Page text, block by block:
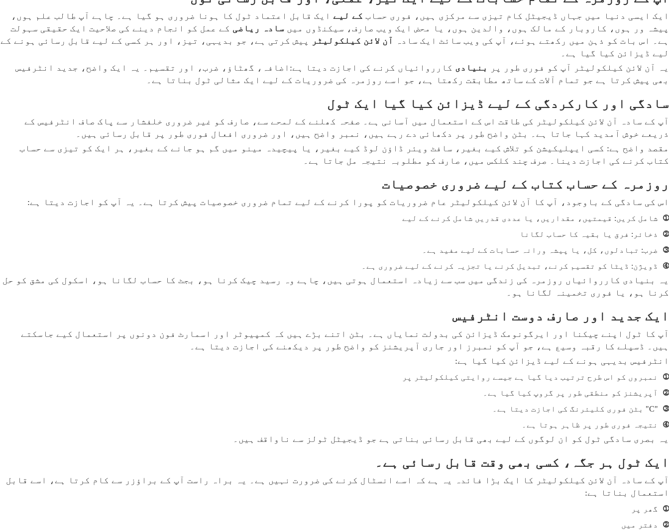
ایک ایسی دنیا میں جہاں ڈیجیٹل کام تیزی سے مرکزی ہیں، فوری حساب کے لیے ایک قابل اعتماد ٹول کا ہونا ضروری ہو گیا ہے۔ چاہے آپ طالب علم ہوں،
پیشہ ور ہوں، کاروبار کے مالک ہوں، والدین ہوں، یا محض ایک ویب صارف، سیکنڈوں میں سادہ ریاضی کے عمل کو انجام دینے کی صلاحیت ایک حقیقی سہولت
ہے۔ اس بات کو ذہن میں رکھتے ہوئے، آپ کی ویب سائٹ ایک سادہ آن لائن کیلکولیٹر
پیش کرتی ہے، جو بدیہی، تیز، اور ہر کسی کے لیے قابل رسائی ہونے کے
لیے ڈیزائن کیا گیا ہے۔
یہ آن لائن کیلکولیٹر آپ کو فوری طور پر
بنیادی کارروائیاں کرنے کی اجازت دیتا ہے:اضافہ، گھٹاؤ، ضرب، اور تقسیم۔ یہ ایک واضح، جدید انٹرفیس
بھی پیش کرتا ہے جو تمام آلات کے ساتھ مطابقت رکھتا ہے، جو اسے روزمرہ کی ضروریات کے لیے ایک مثالی ٹول بناتا ہے۔
سادگی اور کارکردگی کے لیے ڈیزائن کیا گیا ایک ٹول
آپ کے سادہ آن لائن کیلکولیٹر کی طاقت اس کے استعمال میں آسانی ہے۔ صفحہ کھلنے کے لمحے سے، صارف کو غیر ضروری خلفشار سے پاک صاف انٹرفیس کے
ذریعے خوش آمدید کہا جاتا ہے۔ بٹن واضح طور پر دکھائی دے رہے ہیں، نمبر واضح ہیں، اور ضروری افعال فوری طور پر قابل رسائی ہیں۔
مقصد واضح ہے: کسی ایپلیکیشن کو تلاش کیے بغیر، سافٹ ویئر ڈاؤن لوڈ کیے بغیر، یا پیچیدہ مینو میں گم ہو جانے کے بغیر، ہر ایک کو تیزی سے حساب
کتاب کرنے کی اجازت دینا۔ صرف چند کلکس میں، صارف کو مطلوبہ نتیجہ مل جاتا ہے۔
روزمرہ کے حساب کتاب کے لیے ضروری خصوصیات
اس کی سادگی کے باوجود، آپ کا آن لائن کیلکولیٹر عام ضروریات کو پورا کرنے کے لیے تمام ضروری خصوصیات پیش کرتا ہے۔ یہ آپ کو اجازت دیتا ہے:
① شامل کریں: قیمتیں، مقداریں، یا عددی قدریں شامل کرنے کے لیے
② ذخائر: فرق یا بقیہ کا حساب لگانا
③ ضرب: تبادلوں، کل، یا پیشہ ورانہ حسابات کے لیے مفید ہے۔
④ ڈویژن: ڈیٹا کو تقسیم کرنے، تبدیل کرنے یا تجزیہ کرنے کے لیے ضروری ہے۔
یہ بنیادی کارروائیاں روزمرہ کی زندگی میں سب سے زیادہ استعمال ہوتی ہیں، چاہے وہ رسید چیک کرنا ہو، بجٹ کا حساب لگانا ہو، اسکول کی مشق کو حل
کرنا ہو، یا فوری تخمینہ لگانا ہو۔
ایک جدید اور صارف دوست انٹرفیس
آپ کا ٹول اپنے چیکنا اور ایرگونومک ڈیزائن کی بدولت نمایاں ہے۔ بٹن اتنے بڑے ہیں کہ کمپیوٹر اور اسمارٹ فون دونوں پر استعمال کیے جاسکتے
ہیں۔ ڈسپلے کا رقبہ وسیع ہے، جو آپ کو نمبرز اور جاری آپریشنز کو واضح طور پر دیکھنے کی اجازت دیتا ہے۔
انٹرفیس بدیہی ہونے کے لیے ڈیزائن کیا گیا ہے:
① نمبروں کو اس طرح ترتیب دیا گیا ہے جیسے روایتی کیلکولیٹر پر
② آپریشنز کو منطقی طور پر گروپ کیا گیا ہے۔
③ "C" بٹن فوری کلیئرنگ کی اجازت دیتا ہے۔
④ نتیجہ فوری طور پر ظاہر ہوتا ہے۔
یہ بصری سادگی ٹول کو ان لوگوں کے لیے بھی قابل رسائی بناتی ہے جو ڈیجیٹل ٹولز سے ناواقف ہیں۔
ایک ٹول ہر جگہ، کسی بھی وقت قابل رسائی ہے۔
آپ کے سادہ آن لائن کیلکولیٹر کا ایک بڑا فائدہ یہ ہے کہ اسے انسٹال کرنے کی ضرورت نہیں ہے۔ یہ براہ راست آپ کے براؤزر سے کام کرتا ہے، اسے قابل
استعمال بناتا ہے:
① گھر پر
② دفتر میں